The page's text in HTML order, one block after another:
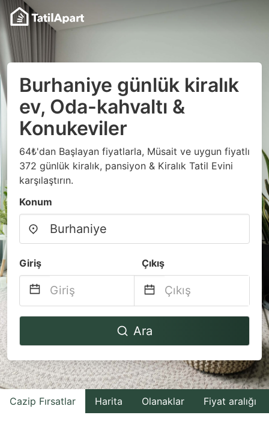
Burhaniye günlük kiralık
ev, Oda-kahvaltı &
Konukeviler
64₺'dan Başlayan fiyatlarla, Müsait ve uygun fiyatlı
372 günlük kiralık, pansiyon & Kiralık Tatil Evini
karşılaştırın.
Konum
Giriş Çıkış
Navigate
to
interact
with
the
Navigate
to
interact
with
the
Ara
Cazip Fırsatlar Harita Olanaklar Fiyat aralığı